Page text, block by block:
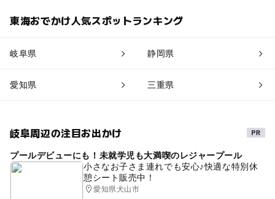
東海おでかけ人気スポットランキング
岐阜県 静岡県
愛知県 三重県
岐阜周辺の注目お出かけ
プールデビューにも！未就学児も大満喫のレジャープール
小さなお子さま連れでも安心♪快適な特別休
憩シート販売中！
愛知県犬山市